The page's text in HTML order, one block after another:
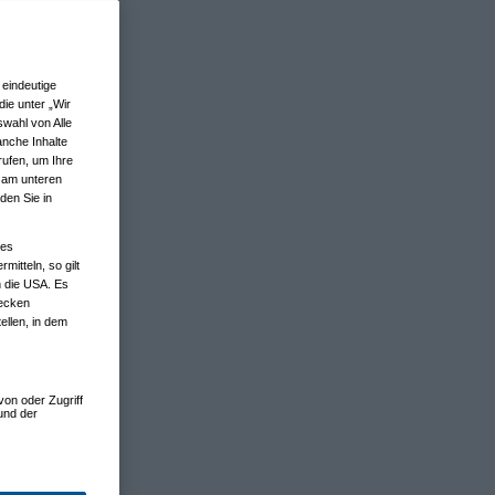
unter „Wir
von Alle
Inhalte
um Ihre
unteren
Sie in
so gilt
die USA. Es
in dem
oder Zugriff
der